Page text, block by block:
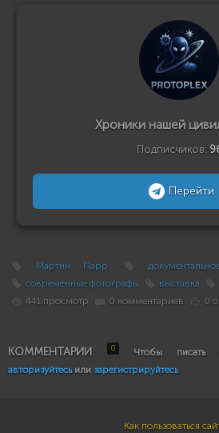
Хроники нашей
Подписчиков:
Перейти
Мартин Парр
современные фотографы
выставка
441 просмотр
0 комментариев 0
КОММЕНТАРИИ 0
Чтобы писать
авторизуйтесьили зарегистрируйтесь
Как пользоваться